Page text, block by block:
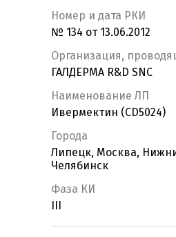
Номер и дата РКИ
№ 134 от 13.06.2012
Организация,
ГАЛДЕРМА R&D SNC
Наименование ЛП
Ивермектин (CD5024)
Города
Липецк, Москва,
Челябинск
Фаза КИ